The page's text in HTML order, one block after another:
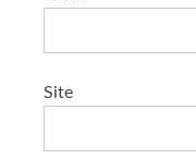
Site